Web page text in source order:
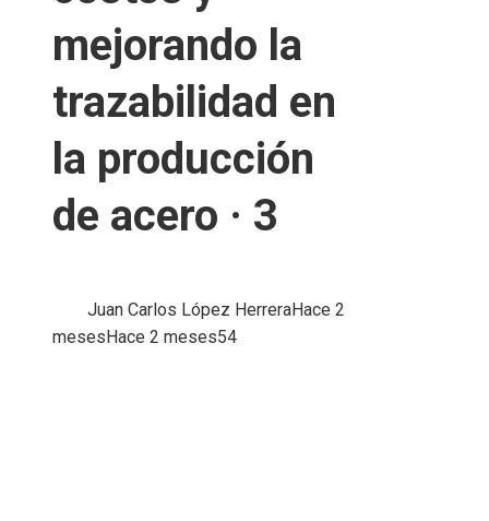
mejorando la
trazabilidad en
la producción
de acero · 3
Juan Carlos López HerreraHace 2
meses Hace 2 meses54